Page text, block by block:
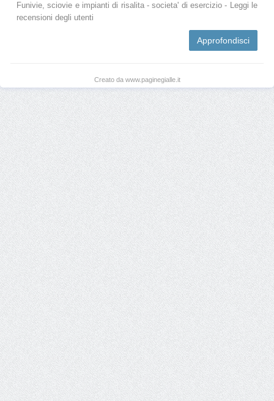
Funivie, sciovie e impianti di risalita - societa' di esercizio - Leggi le
recensioni degli utenti
Approfondisci
Creato da www.paginegialle.it